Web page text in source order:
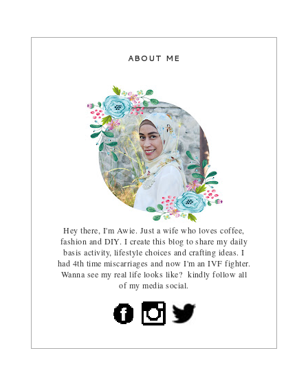
ABOUT ME
Hey there, I'm Awie. Just a wife who loves coffee,
fashion and DIY. I create this blog to share my daily
basis activity, lifestyle choices and crafting ideas. I
had 4th time miscarriages and now I'm an IVF fighter.
Wanna see my real life looks like? kindly follow all
of my media social.